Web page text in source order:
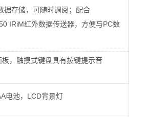
据存储，可随时调阅；配合
IRiM红外数据传送器，方便与PC数
板，触摸式键盘具有按键提示音
电池 ， LCD背景灯